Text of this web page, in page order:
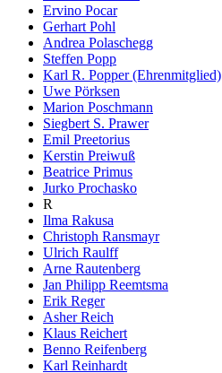
Ervino Pocar
Gerhart Pohl
Andrea Polaschegg
Steffen Popp
Karl R. Popper (Ehrenmitglied)
Uwe Pörksen
Marion Poschmann
Siegbert S. Prawer
Emil Preetorius
Kerstin Preiwuß
Beatrice Primus
Jurko Prochasko
R
Ilma Rakusa
Christoph Ransmayr
Ulrich Raulff
Arne Rautenberg
Jan Philipp Reemtsma
Erik Reger
Asher Reich
Klaus Reichert
Benno Reifenberg
Karl Reinhardt